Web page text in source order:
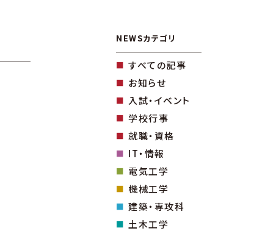
NEWSカテゴリ
すべての記事
お知らせ
入試・イベント
学校行事
就職・資格
IT・情報
電気工学
機械工学
建築・専攻科
土木工学